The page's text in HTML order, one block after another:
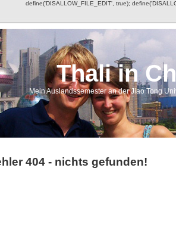
define('DISALLOW_FILE_EDIT', true);
Thali in
Mein Auslandssemester an der Jiao Tong
404 - nichts gefunden!